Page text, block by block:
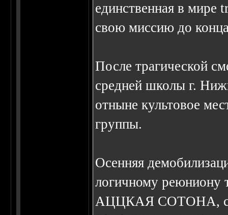
единственная в мире
свою миссию до
После трагической
средней школы г.
отныне культовое
группы.
Осенняя
логичному реюниону
АЦЦКАЯ СОТОНА,